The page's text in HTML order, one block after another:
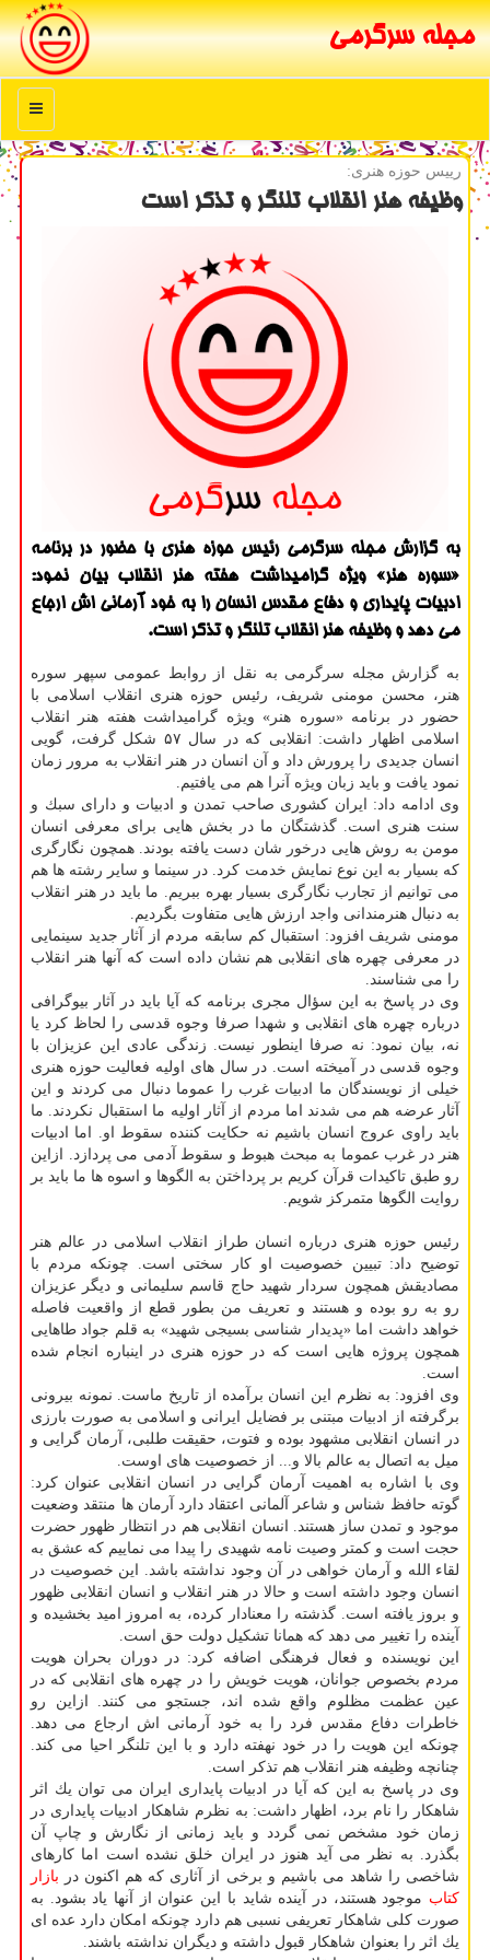
مجله سرگرمی
منو
رییس حوزه هنری:
وظیفه هنر انقلاب تلنگر و تذكر است
به گزارش مجله سرگرمی رئیس حوزه هنری با حضور در برنامه
«سوره هنر» ویژه گرامیداشت هفته هنر انقلاب بیان نمود:
ادبیات پایداری و دفاع مقدس انسان را به خود آرمانی اش ارجاع
می دهد و وظیفه هنر انقلاب تلنگر و تذكر است.
به گزارش مجله سرگرمی به نقل از روابط عمومی سپهر سوره
هنر، محسن مومنی شریف، رئیس حوزه هنری انقلاب اسلامی با
حضور در برنامه «سوره هنر» ویژه گرامیداشت هفته هنر انقلاب
اسلامی اظهار داشت: انقلابی كه در سال ۵۷ شكل گرفت، گویی
انسان جدیدی را پرورش داد و آن انسان در هنر انقلاب به مرور زمان
نمود یافت و باید زبان ویژه آنرا هم می یافتیم.
وی ادامه داد: ایران كشوری صاحب تمدن و ادبیات و دارای سبك و
سنت هنری است. گذشتگان ما در بخش هایی برای معرفی انسان
مومن به روش هایی درخور شان دست یافته بودند. همچون نگارگری
كه بسیار به این نوع نمایش خدمت كرد. در سینما و سایر رشته ها هم
می توانیم از تجارب نگارگری بسیار بهره ببریم. ما باید در هنر انقلاب
به دنبال هنرمندانی واجد ارزش هایی متفاوت بگردیم.
مومنی شریف افزود: استقبال كم سابقه مردم از آثار جدید سینمایی
در معرفی چهره های انقلابی هم نشان داده است كه آنها هنر انقلاب
را می شناسند.
وی در پاسخ به این سؤال مجری برنامه كه آیا باید در آثار بیوگرافی
درباره چهره های انقلابی و شهدا صرفا وجوه قدسی را لحاظ كرد یا
نه، بیان نمود: نه صرفا اینطور نیست. زندگی عادی این عزیزان با
وجوه قدسی در آمیخته است. در سال های اولیه فعالیت حوزه هنری
خیلی از نویسندگان ما ادبیات غرب را عموما دنبال می كردند و این
آثار عرضه هم می شدند اما مردم از آثار اولیه ما استقبال نكردند. ما
باید راوی عروج انسان باشیم نه حكایت كننده سقوط او. اما ادبیات
هنر در غرب عموما به مبحث هبوط و سقوط آدمی می پردازد. ازاین
رو طبق تاكیدات قرآن كریم بر پرداختن به الگوها و اسوه ها ما باید بر
روایت الگوها متمركز شویم.
رئیس حوزه هنری درباره انسان طراز انقلاب اسلامی در عالم هنر
توضیح داد: تبیین خصوصیت او كار سختی است. چونكه مردم با
مصادیقش همچون سردار شهید حاج قاسم سلیمانی و دیگر عزیزان
رو به رو بوده و هستند و تعریف من بطور قطع از واقعیت فاصله
خواهد داشت اما «پدیدار شناسی بسیجی شهید» به قلم جواد طاهایی
همچون پروژه هایی است كه در حوزه هنری در اینباره انجام شده
است.
وی افزود: به نظرم این انسان برآمده از تاریخ ماست. نمونه بیرونی
برگرفته از ادبیات مبتنی بر فضایل ایرانی و اسلامی به صورت بارزی
در انسان انقلابی مشهود بوده و فتوت، حقیقت طلبی، آرمان گرایی و
میل به اتصال به عالم بالا و... از خصوصیت های اوست.
وی با اشاره به اهمیت آرمان گرایی در انسان انقلابی عنوان كرد:
گوته حافظ شناس و شاعر آلمانی اعتقاد دارد آرمان ها منتقد وضعیت
موجود و تمدن ساز هستند. انسان انقلابی هم در انتظار ظهور حضرت
حجت است و كمتر وصیت نامه شهیدی را پیدا می نماییم كه عشق به
لقاء الله و آرمان خواهی در آن وجود نداشته باشد. این خصوصیت در
انسان وجود داشته است و حالا در هنر انقلاب و انسان انقلابی ظهور
و بروز یافته است. گذشته را معنادار كرده، به امروز امید بخشیده و
آینده را تغییر می دهد كه همانا تشكیل دولت حق است.
این نویسنده و فعال فرهنگی اضافه كرد: در دوران بحران هویت
مردم بخصوص جوانان، هویت خویش را در چهره های انقلابی كه در
عین عظمت مظلوم واقع شده اند، جستجو می كنند. ازاین رو
خاطرات دفاع مقدس فرد را به خود آرمانی اش ارجاع می دهد.
چونكه این هویت را در خود نهفته دارد و با این تلنگر احیا می كند.
چنانچه وظیفه هنر انقلاب هم تذكر است.
وی در پاسخ به این كه آیا در ادبیات پایداری ایران می توان یك اثر
شاهكار را نام برد، اظهار داشت: به نظرم شاهكار ادبیات پایداری در
زمان خود مشخص نمی گردد و باید زمانی از نگارش و چاپ آن
بگذرد. به نظر می آید هنوز در ایران خلق نشده است اما كارهای
شاخصی را شاهد می باشیم و برخی از آثاری كه هم اكنون در بازار
كتاب موجود هستند، در آینده شاید با این عنوان از آنها یاد بشود. به
صورت كلی شاهكار تعریفی نسبی هم دارد چونكه امكان دارد عده ای
یك اثر را بعنوان شاهكار قبول داشته و دیگران نداشته باشند.